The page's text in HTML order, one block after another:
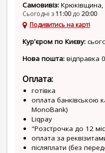
Самовивіз: Крюківщина,
Сьогодні з11:00до 20:00
Подивитись на карті
Кур'єром по Києву:
Нова пошта: відправка
Оплата:
готівка
оплата банківською
MonoBank)
Liqpay
"Розстрочка до 12
оплата за
післяплати (без